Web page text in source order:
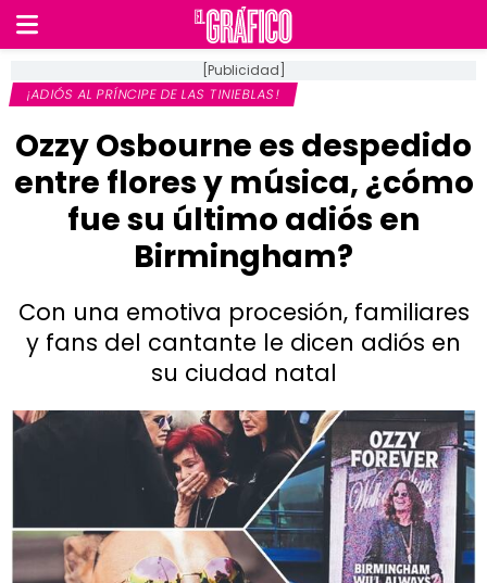
[Publicidad]
¡ADIÓS AL PRÍNCIPE DE LAS TINIEBLAS!
Ozzy Osbourne es despedido
entre flores y música, ¿cómo
fue su último adiós en
Birmingham?
Con una emotiva procesión, familiares
y fans del cantante le dicen adiós en
su ciudad natal